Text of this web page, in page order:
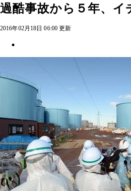
過酷事故から５年、イ
2016年02月18日 06:00 更新